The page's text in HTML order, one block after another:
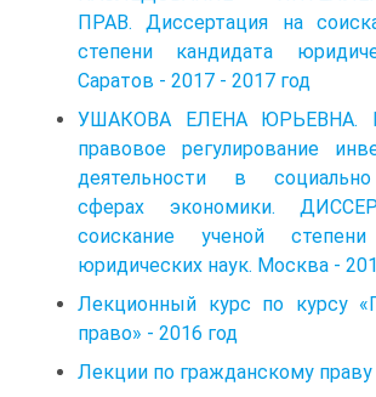
ПРАВ. Диссертация на
степени кандидата
Саратов - 2017 - 2017 год
УШАКОВА ЕЛЕНА ЮРЬЕВНА.
правовое регулирование
деятельности в
сферах экономики.
соискание ученой степени
юридических наук. Москва -
Лекционный курс по курсу
право» - 2016 год
Лекции по гражданскому праву